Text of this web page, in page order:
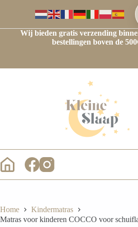
Wij bieden gratis verzending
bestellingen boven de
Home
Kindermatras
Matras voor kinderen COCCO voor